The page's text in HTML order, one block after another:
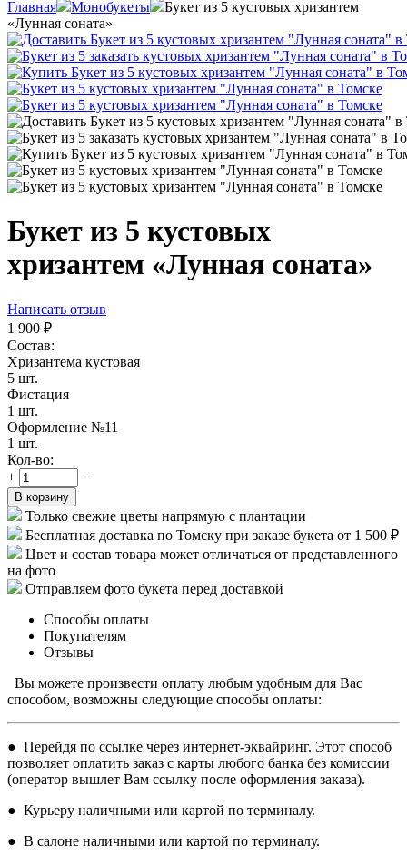
Главная Монобукеты
Букет из 5 кустовых хризантем
«Лунная соната»
Букет из 5 кустовых
хризантем «Лунная соната»
Написать отзыв
1 900 ₽
Состав:
Хризантема кустовая
5 шт.
Фистация
1 шт.
Оформление №11
1 шт.
Кол-во:
+
−
В корзину
Только свежие цветы напрямую с плантации
Бесплатная доставка по Томску при заказе букета от 1 500 ₽
Цвет и состав товара может отличаться от представленного
на фото
Отправляем фото букета перед доставкой
Способы оплаты
Покупателям
Отзывы
Вы можете произвести оплату любым удобным для Вас
способом, возможны следующие способы оплаты:
● Перейдя по ссылке через интернет-эквайринг. Этот способ
позволяет оплатить заказ с карты любого банка без комиссии
(оператор вышлет Вам ссылку после оформления заказа).
● Курьеру наличными или картой по терминалу.
● В салоне наличными или картой по терминалу.